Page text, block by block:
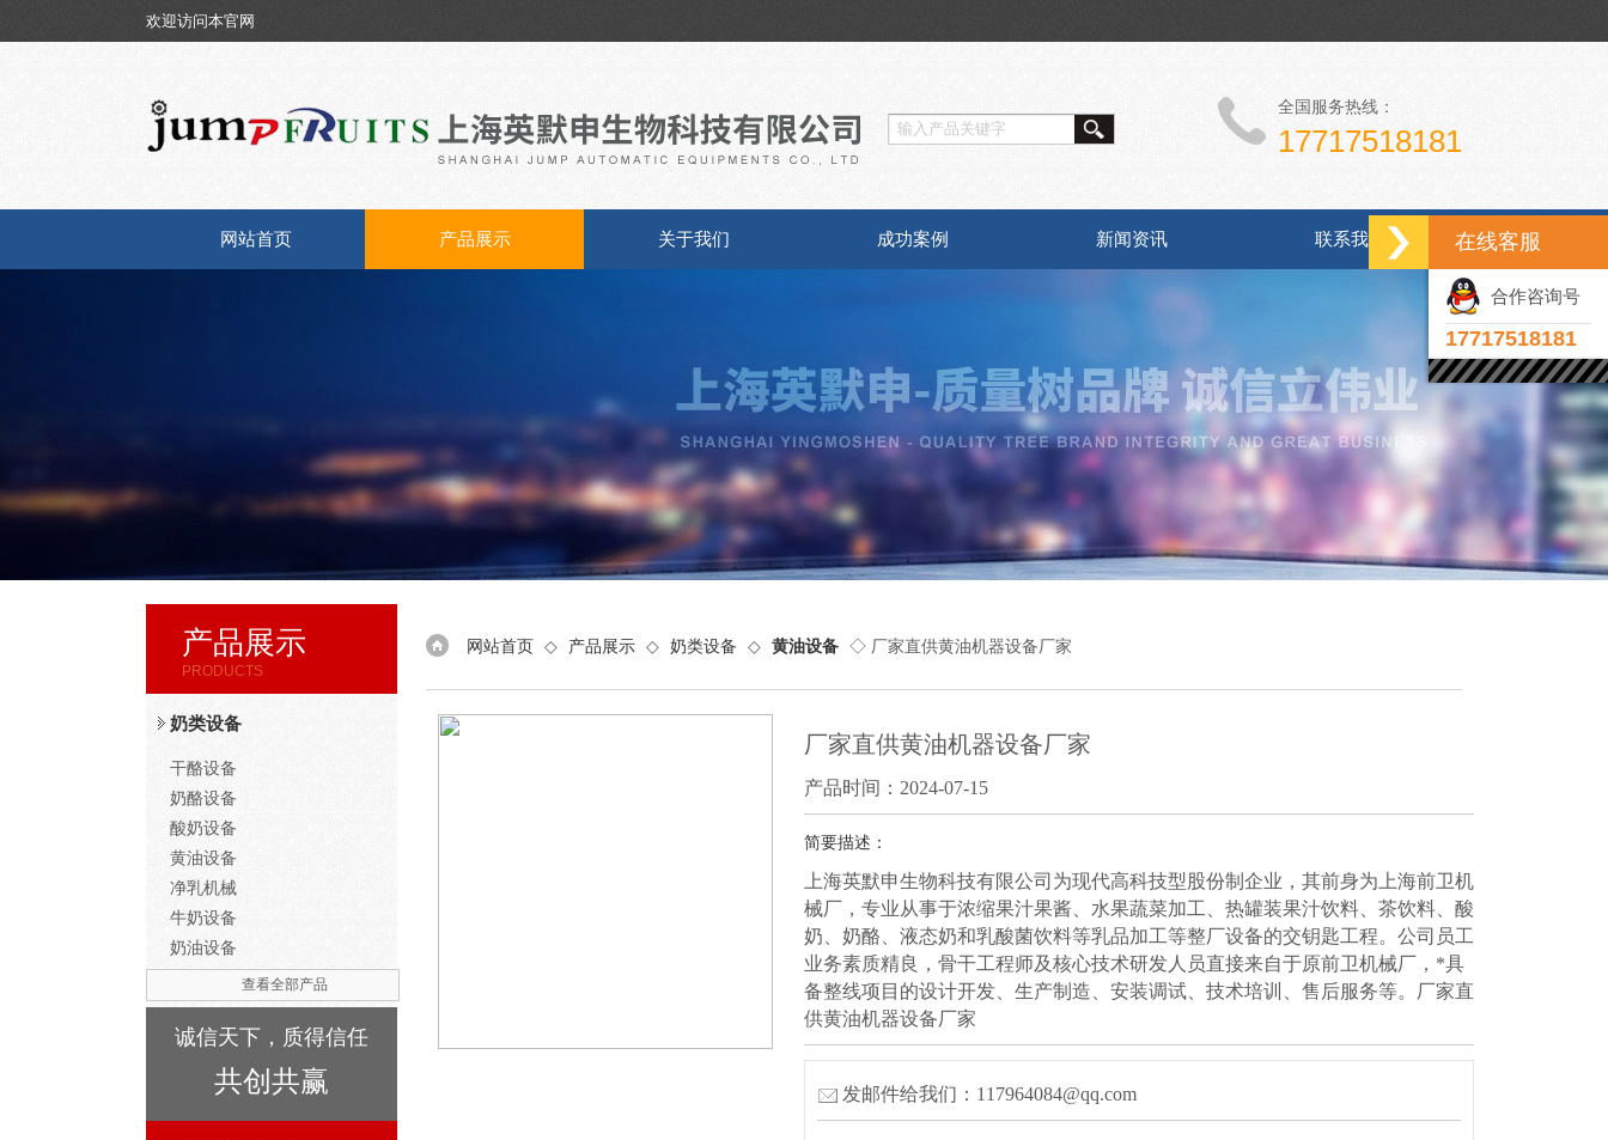
欢迎访问本官网
全国服务热线：
17717518181
网站首页 产品展示 关于我们 成功案例 新闻资讯 联系我们
产品展示
PRODUCTS
奶类设备
干酪设备
奶酪设备
酸奶设备
黄油设备
净乳机械
牛奶设备
奶油设备
查看全部产品
诚信天下，质得信任
共创共赢
网站首页 ◇ 产品展示 ◇ 奶类设备 ◇ 黄油设备 ◇ 厂家直供黄油机器设备厂家
厂家直供黄油机器设备厂家
产品时间：2024-07-15
简要描述：
上海英默申生物科技有限公司为现代高科技型股份制企业，其前身为上海前卫机
械厂，专业从事于浓缩果汁果酱、水果蔬菜加工、热罐装果汁饮料、茶饮料、酸
奶、奶酪、液态奶和乳酸菌饮料等乳品加工等整厂设备的交钥匙工程。公司员工
业务素质精良，骨干工程师及核心技术研发人员直接来自于原前卫机械厂，*具
备整线项目的设计开发、生产制造、安装调试、技术培训、售后服务等。厂家直
供黄油机器设备厂家
发邮件给我们：117964084@qq.com
在线客服
合作咨询号
17717518181